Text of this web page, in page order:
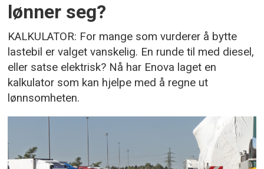
lønner seg?
KALKULATOR: For mange som vurderer å bytte
lastebil er valget vanskelig. En runde til med diesel,
eller satse elektrisk? Nå har Enova laget en
kalkulator som kan hjelpe med å regne ut
lønnsomheten.